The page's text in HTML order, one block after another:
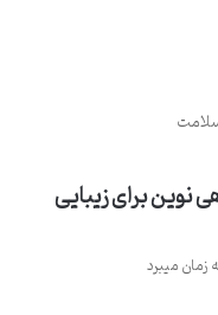
نوین برای زیبایی